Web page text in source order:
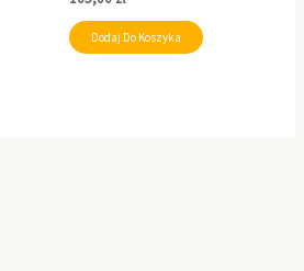
Dodaj Do Koszyka